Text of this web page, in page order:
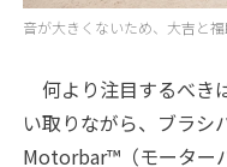
音が大きくないため、大吉と
何より注目するべき
い取りながら、ブラシ
Motorbar™（モーター